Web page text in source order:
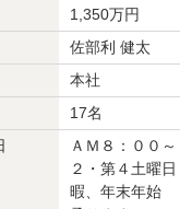
き合いのほど、何卒よ
、洋室、和室、階段、窓・
県
年12月29日
1,350万円
佐部利 健太
本社
17名
ＡＭ８：００
２・第４土曜
暇、年末年始